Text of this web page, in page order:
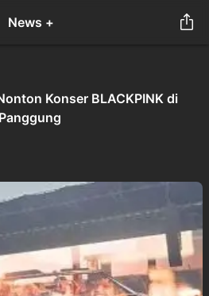
News +
Konser BLACKPINK di